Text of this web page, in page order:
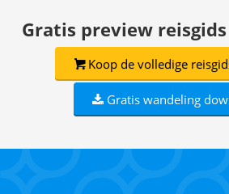
Gratis preview
Koop de volledige
Gratis wandeling